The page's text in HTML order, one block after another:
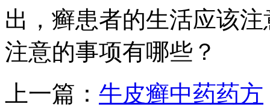
出，癣患者的生活应该
注意的事项有哪些？
上一篇： 牛皮癣中药药方